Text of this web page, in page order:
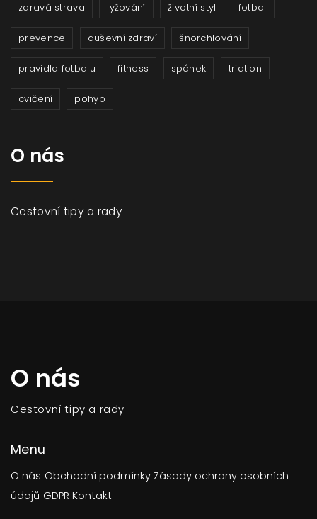
zdravá strava lyžování životní styl fotbal
prevence duševní zdraví šnorchlování
pravidla fotbalu fitness spánek triatlon
cvičení pohyb
O nás
Cestovní tipy a rady
O nás
Cestovní tipy a rady
Menu
O nás Obchodní podmínky Zásady ochrany osobních
údajů GDPR Kontakt